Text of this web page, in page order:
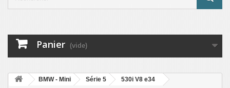
Panier (vide)
BMW - Mini Série 5
530i V8 e34